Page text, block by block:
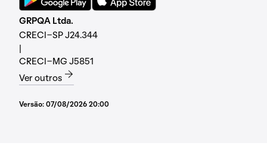
GRPQA Ltda.
CRECI-SP J24.344
CRECI-MG J5851
Ver outros
Versão: 07/08/2026 20:00